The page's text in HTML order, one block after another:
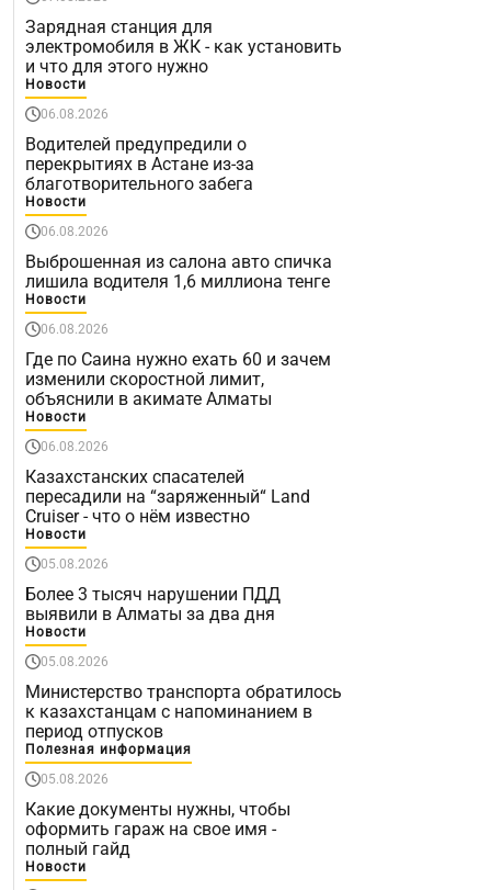
Зарядная станция для
электромобиля в ЖК - как установить
и что для этого нужно
Новости
06.08.2026
Водителей предупредили о
перекрытиях в Астане из-за
благотворительного забега
Новости
06.08.2026
Выброшенная из салона авто спичка
лишила водителя 1,6 миллиона тенге
Новости
06.08.2026
Где по Саина нужно ехать 60 и зачем
изменили скоростной лимит,
объяснили в акимате Алматы
Новости
06.08.2026
Казахстанских спасателей
пересадили на “заряженный“ Land
Cruiser - что о нём известно
Новости
05.08.2026
Более 3 тысяч нарушении ПДД
выявили в Алматы за два дня
Новости
05.08.2026
Министерство транспорта обратилось
к казахстанцам с напоминанием в
период отпусков
Полезная информация
05.08.2026
Какие документы нужны, чтобы
оформить гараж на свое имя -
полный гайд
Новости